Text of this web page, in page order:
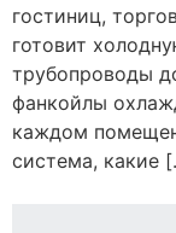
гостиниц,
готовит
трубопроводы
фанкойлы
каждом
система, какие